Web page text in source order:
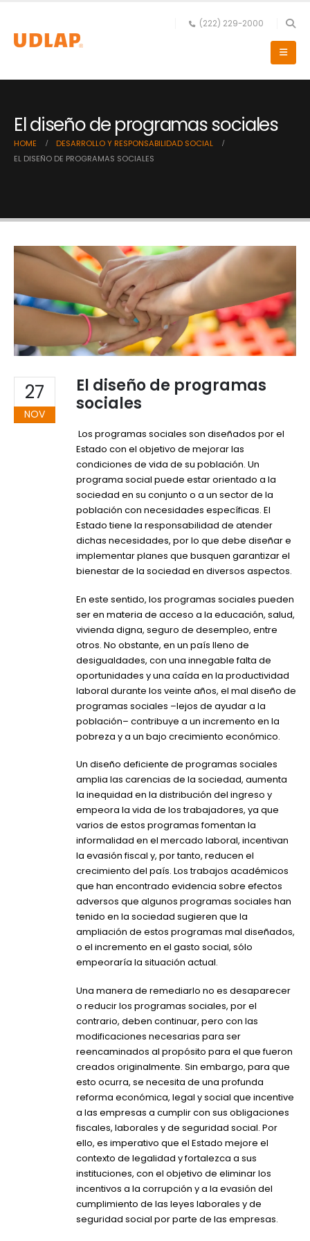
(222) 229-2000
El diseño de programas sociales
HOME
DESARROLLO Y RESPONSABILIDAD SOCIAL
EL DISEÑO DE PROGRAMAS SOCIALES
27
NOV
El diseño de programas
sociales
Los programas sociales son diseñados por el
Estado con el objetivo de mejorar las
condiciones de vida de su población. Un
programa social puede estar orientado a la
sociedad en su conjunto o a un sector de la
población con necesidades específicas. El
Estado tiene la responsabilidad de atender
dichas necesidades, por lo que debe diseñar e
implementar planes que busquen garantizar el
bienestar de la sociedad en diversos aspectos.
En este sentido, los programas sociales pueden
ser en materia de acceso a la educación, salud,
vivienda digna, seguro de desempleo, entre
otros. No obstante, en un país lleno de
desigualdades, con una innegable falta de
oportunidades y una caída en la productividad
laboral durante los veinte años, el mal diseño de
programas sociales –lejos de ayudar a la
población– contribuye a un incremento en la
pobreza y a un bajo crecimiento económico.
Un diseño deficiente de programas sociales
amplia las carencias de la sociedad, aumenta
la inequidad en la distribución del ingreso y
empeora la vida de los trabajadores, ya que
varios de estos programas fomentan la
informalidad en el mercado laboral, incentivan
la evasión fiscal y, por tanto, reducen el
crecimiento del país. Los trabajos académicos
que han encontrado evidencia sobre efectos
adversos que algunos programas sociales han
tenido en la sociedad sugieren que la
ampliación de estos programas mal diseñados,
o el incremento en el gasto social, sólo
empeoraría la situación actual.
Una manera de remediarlo no es desaparecer
o reducir los programas sociales, por el
contrario, deben continuar, pero con las
modificaciones necesarias para ser
reencaminados al propósito para el que fueron
creados originalmente. Sin embargo, para que
esto ocurra, se necesita de una profunda
reforma económica, legal y social que incentive
a las empresas a cumplir con sus obligaciones
fiscales, laborales y de seguridad social. Por
ello, es imperativo que el Estado mejore el
contexto de legalidad y fortalezca a sus
instituciones, con el objetivo de eliminar los
incentivos a la corrupción y a la evasión del
cumplimiento de las leyes laborales y de
seguridad social por parte de las empresas.